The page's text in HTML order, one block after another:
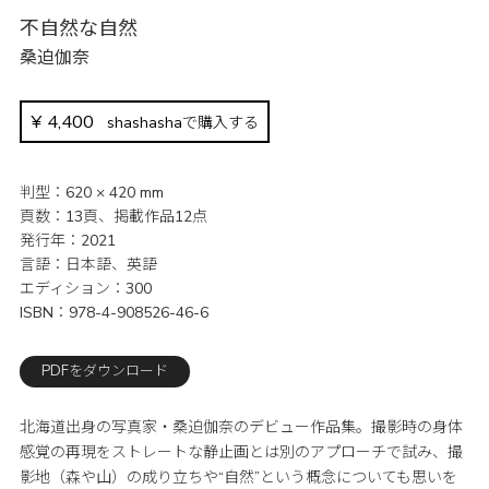
不自然な自然
桑迫伽奈
¥ 4,400 shashashaで購入する
判型
620 × 420 mm
頁数
13頁、掲載作品12点
発行年
2021
言語
日本語、英語
エディション
300
ISBN
978-4-908526-46-6
PDFをダウンロード
北海道出身の写真家・桑迫伽奈のデビュー作品集。撮影時の身体
感覚の再現をストレートな静止画とは別のアプローチで試み、撮
影地（森や山）の成り立ちや“自然”という概念についても思いを